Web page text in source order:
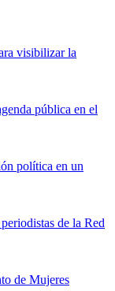
visibilizar la
pública en el
política en un
de la Red
de Mujeres